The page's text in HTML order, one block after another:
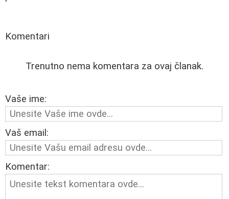
Komentari
Trenutno nema komentara za ovaj članak.
Vaše ime:
Vaš email:
Komentar: